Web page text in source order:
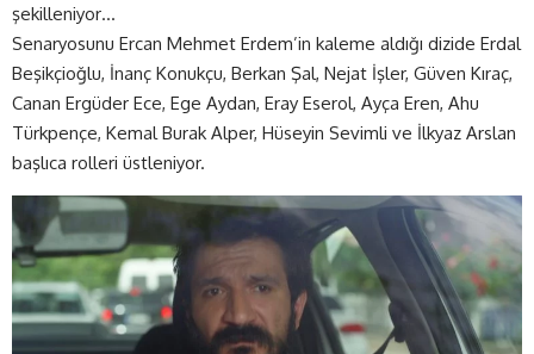
şekilleniyor…
Senaryosunu Ercan Mehmet Erdem’in kaleme aldığı dizide Erdal
Beşikçioğlu, İnanç Konukçu, Berkan Şal, Nejat İşler, Güven Kıraç,
Canan Ergüder Ece, Ege Aydan, Eray Eserol, Ayça Eren, Ahu
Türkpençe, Kemal Burak Alper, Hüseyin Sevimli ve İlkyaz Arslan
başlıca rolleri üstleniyor.